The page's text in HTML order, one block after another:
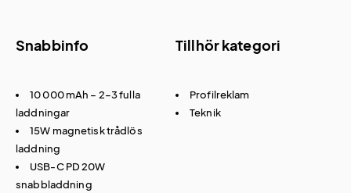
Snabbinfo
10 000 mAh – 2–3 fulla
laddningar
15W magnetisk trådlös
laddning
USB-C PD 20W
snabbladdning
Tillhör kategori
Profilreklam
Teknik